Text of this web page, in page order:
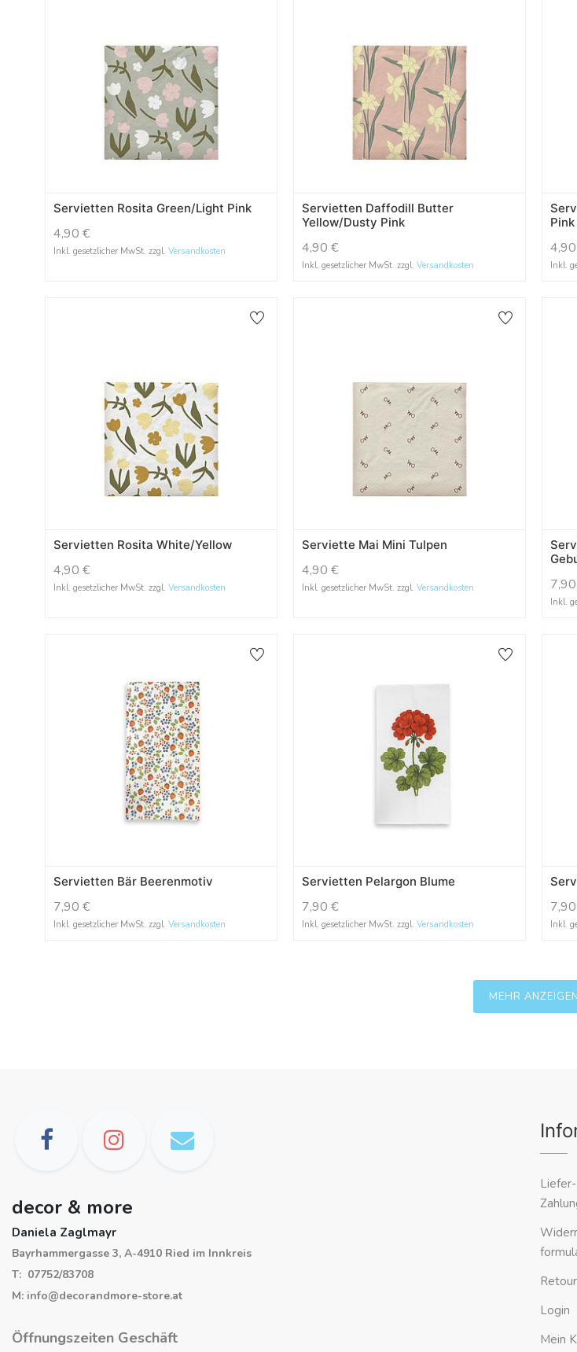
Servietten Rosita Green/Light Pink
4,90 €
Inkl. gesetzlicher MwSt. zzgl. Versandkosten
Servietten Daffodill Butter
Yellow/Dusty Pink
4,90 €
Inkl. gesetzlicher MwSt. zzgl.Versandkosten
Pink
4,90
Inkl.
Servietten Rosita White/Yellow
4,90 €
Inkl. gesetzlicher MwSt. zzgl. Versandkosten
Serviette Mai Mini Tulpen
4,90 €
Inkl. gesetzlicher MwSt. zzgl.Versandkosten 7,90
Inkl.
Servietten Bär Beerenmotiv
7,90 €
Inkl. gesetzlicher MwSt. zzgl. Versandkosten
Servietten Pelargon Blume
7,90 €
Inkl. gesetzlicher MwSt. zzgl.Versandkosten
7,90
Inkl.
MEHR ANZEIGEN
decor & more
Daniela Zaglmayr
Bayrhammergasse 3, A-4910 Ried im Innkreis
T: 07752/83708
M: info@decorandmore-store.at
Öffnungszeiten Geschäft
Login
Mein